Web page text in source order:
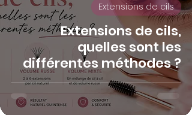
Extensions de cils,
quelles sont les
différentes méthodes ?
Extensions de cils